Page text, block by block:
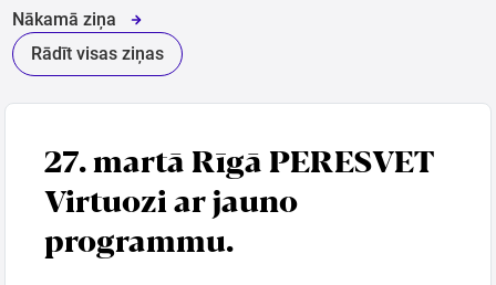
Latviešu
Mūzika
Mūzika
Teātris
Sports
Rādīt visas ziņas
Nākamā ziņa
27. martā Rīgā PERESVET
Virtuozi ar jauno
programmu.